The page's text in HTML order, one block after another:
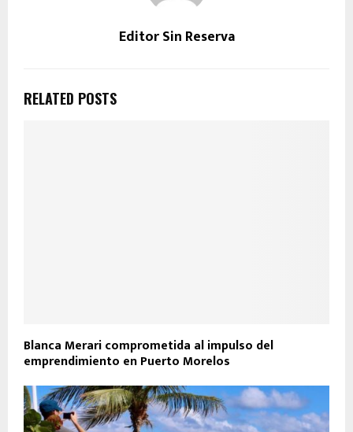
Editor Sin Reserva
RELATED POSTS
Blanca Merari comprometida al impulso del
emprendimiento en Puerto Morelos